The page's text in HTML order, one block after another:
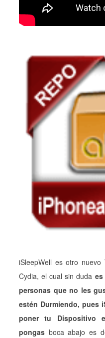
iSleepWell es otro
Cydia, el cual sin duda
personas que no les
estén Durmiendo, pues
poner tu Dispositivo
pongas boca abajo es